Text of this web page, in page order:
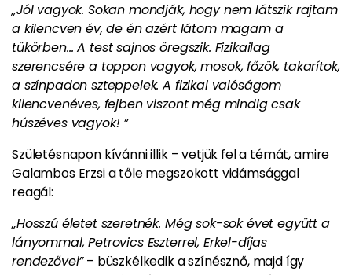
„Jól vagyok. Sokan mondják, hogy nem látszik rajtam
a kilencven év, de én azért látom magam a
tükörben… A test sajnos öregszik. Fizikailag
szerencsére a toppon vagyok, mosok, főzök, takarítok,
a színpadon szteppelek. A fizikai valóságom
kilencvenéves, fejben viszont még mindig csak
húszéves vagyok! ”
Születésnapon kívánni illik – vetjük fel a témát, amire
Galambos Erzsi a tőle megszokott vidámsággal
reagál:
„Hosszú életet szeretnék. Még sok-sok évet együtt a
lányommal, Petrovics Eszterrel, Erkel-díjas
rendezővel”– büszkélkedik a színésznő, majd így